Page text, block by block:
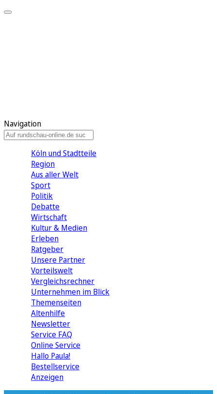
Navigation
Köln und Stadtteile
Region
Aus aller Welt
Sport
Politik
Debatte
Wirtschaft
Kultur & Medien
Erleben
Ratgeber
Unsere Partner
Vorteilswelt
Vergleichsrechner
Unternehmen im Blick
Themenseiten
Altenhilfe
Newsletter
Service FAQ
Online Service
Hallo Paula!
Bestellservice
Anzeigen